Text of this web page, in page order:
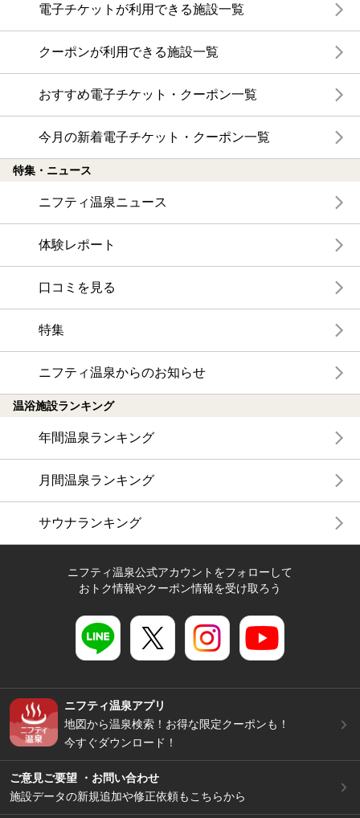
電子チケットが利用できる施設一覧
クーポンが利用できる施設一覧
おすすめ電子チケット・クーポン一覧
今月の新着電子チケット・クーポン一覧
特集・ニュース
ニフティ温泉ニュース
体験レポート
口コミを見る
特集
ニフティ温泉からのお知らせ
温浴施設ランキング
年間温泉ランキング
月間温泉ランキング
サウナランキング
ニフティ温泉公式アカウントをフォローして
おトク情報やクーポン情報を受け取ろう
ニフティ温泉アプリ
地図から温泉検索！お得な限定クーポンも！
今すぐダウンロード！
ご意見ご要望 ・お問い合わせ
施設データの新規追加や修正依頼もこちらから